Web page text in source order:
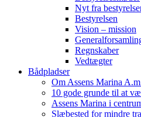
Nyt fra
Bestyrelsen
Vision – mission
Regnskaber
Vedtægter
Bådpladser
Om Assens Marina
10 gode grunde til at
Assens Marina i
Slæbested for mindre